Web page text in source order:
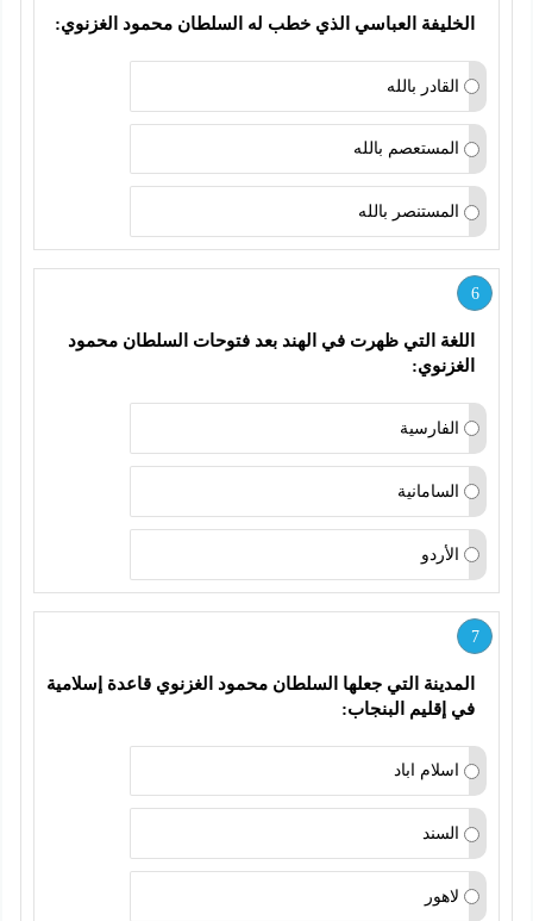
الخليفة العباسي الذي خطب له السلطان محمود الغزنوي:
القادر بالله
المستعصم بالله
المستنصر بالله
6
الغزنوي:
الفارسية
السامانية
الأردو
7
في إقليم البنجاب:
اسلام اباد
السند
لاهور